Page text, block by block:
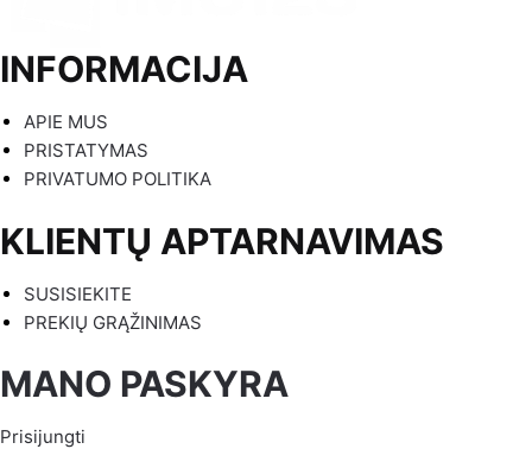
INFORMACIJA
APIE MUS
PRISTATYMAS
PRIVATUMO POLITIKA
KLIENTŲ APTARNAVIMAS
SUSISIEKITE
PREKIŲ GRĄŽINIMAS
MANO PASKYRA
Prisijungti